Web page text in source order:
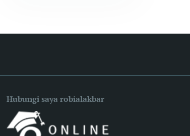
Hubungi saya robialakbar